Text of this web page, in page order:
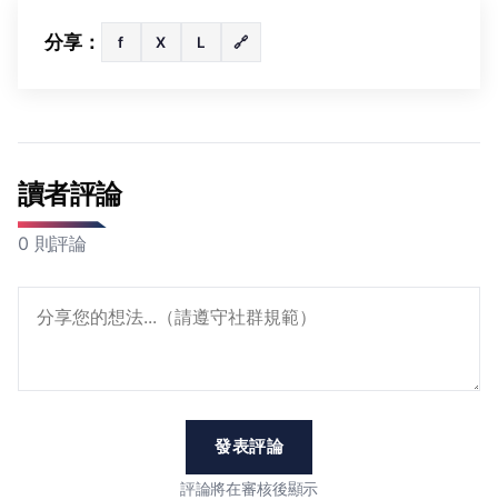
分享： f X L 🔗
讀者評論
0 則評論
發表評論
評論將在審核後顯示